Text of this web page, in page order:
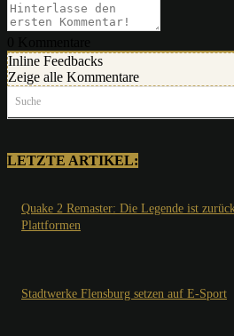
Inline Feedbacks
Zeige alle Kommentare
Suche
LETZTE ARTIKEL:
Quake 2 Remaster: Die Legende ist
Plattformen
Stadtwerke Flensburg setzen auf E-Sport